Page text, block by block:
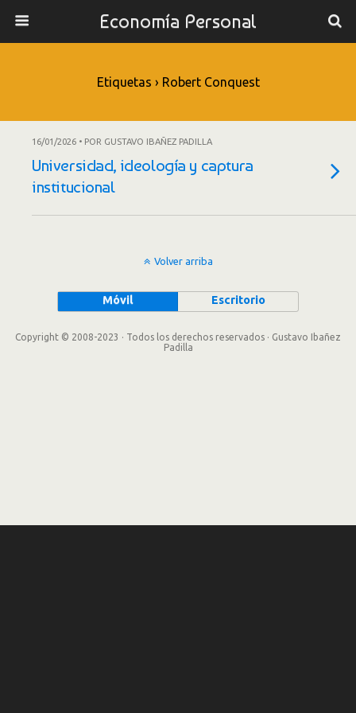
Economía Personal
Etiquetas › Robert Conquest
16/01/2026 • POR GUSTAVO IBAÑEZ PADILLA
Universidad, ideología y captura
institucional
Volver arriba
Móvil Escritorio
Copyright © 2008-2023 · Todos los derechos reservados · Gustavo Ibañez
Padilla